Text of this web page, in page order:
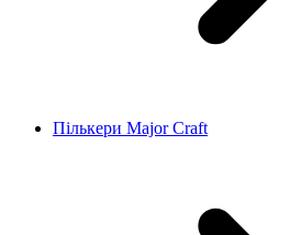
Пількери Major Craft